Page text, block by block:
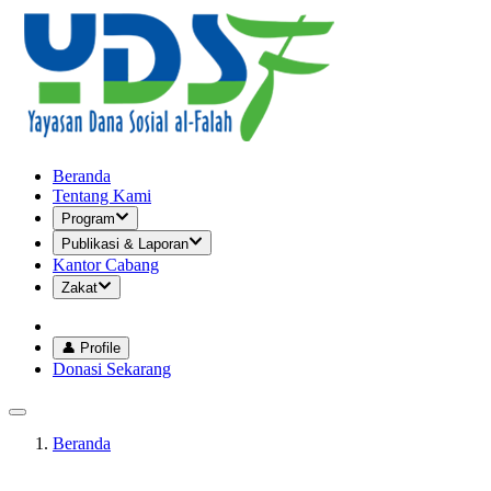
Beranda
Tentang Kami
Program
Publikasi & Laporan
Kantor Cabang
Zakat
👤 Profile
Donasi Sekarang
Beranda